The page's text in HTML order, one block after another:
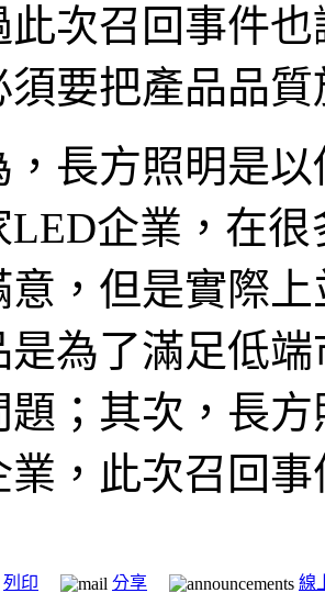
此次召回事件
須要把產品品
，長方照明是
LED企業，在
意，但是實際
是為了滿足低
題；其次，長
業，此次召回
列印 分享 線